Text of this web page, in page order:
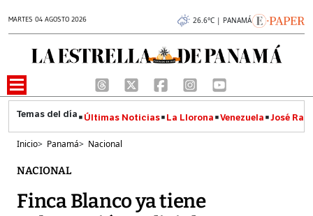
MARTES 04 AGOSTO 2026 26.6°C | PANAMÁ
Últimas Noticias La Llorona Venezuela José
Inicio> Panamá> Nacional
NACIONAL
Finca Blanco ya tiene